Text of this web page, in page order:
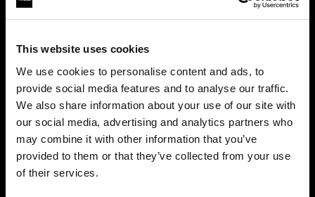
This website uses cookies
We use cookies to personalise content and ads, to
provide social media features and to analyse our traffic.
We also share information about your use of our site with
our social media, advertising and analytics partners who
may combine it with other information that you’ve
provided to them or that they’ve collected from your use
of their services.
無限の創造性の世界へ